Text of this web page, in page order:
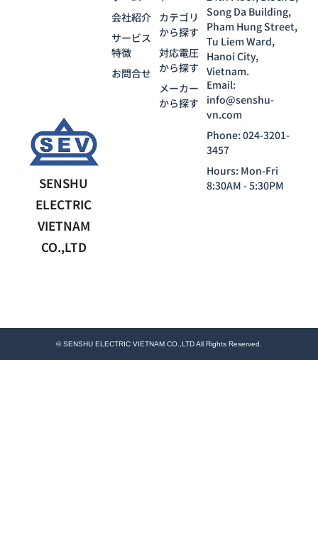
SENSHU
ELECTRIC
VIETNAM
CO.,LTD
カテゴリ
から探す
対応電圧
から探す
メーカー
から探す
会社紹介
サービス
特徴
お問合せ
Song Da Building,
Pham Hung Street,
Tu Liem Ward,
Hanoi City,
Vietnam.
Email:
info@senshu-
vn.com
Phone: 024-3201-
3457
Hours: Mon-Fri
8:30AM - 5:30PM
© SENSHU ELECTRIC VIETNAM CO.,LTD All Rights Reserved.